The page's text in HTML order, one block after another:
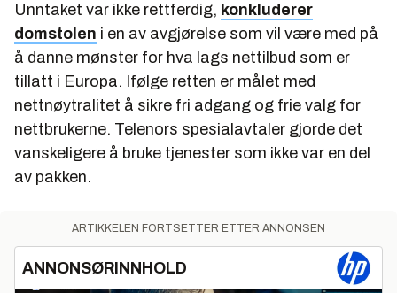
Unntaket var ikke rettferdig, konkluderer
domstolen i en av avgjørelse som vil være med på
å danne mønster for hva lags nettilbud som er
tillatt i Europa. Ifølge retten er målet med
nettnøytralitet å sikre fri adgang og frie valg for
nettbrukerne. Telenors spesialavtaler gjorde det
vanskeligere å bruke tjenester som ikke var en del
av pakken.
ARTIKKELEN FORTSETTER ETTER ANNONSEN
ANNONSØRINNHOLD